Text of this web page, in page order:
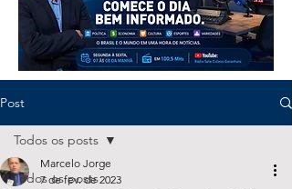
Post
Todos os posts
Todos os posts
Marcelo Jorge
7 de fev. de 2023